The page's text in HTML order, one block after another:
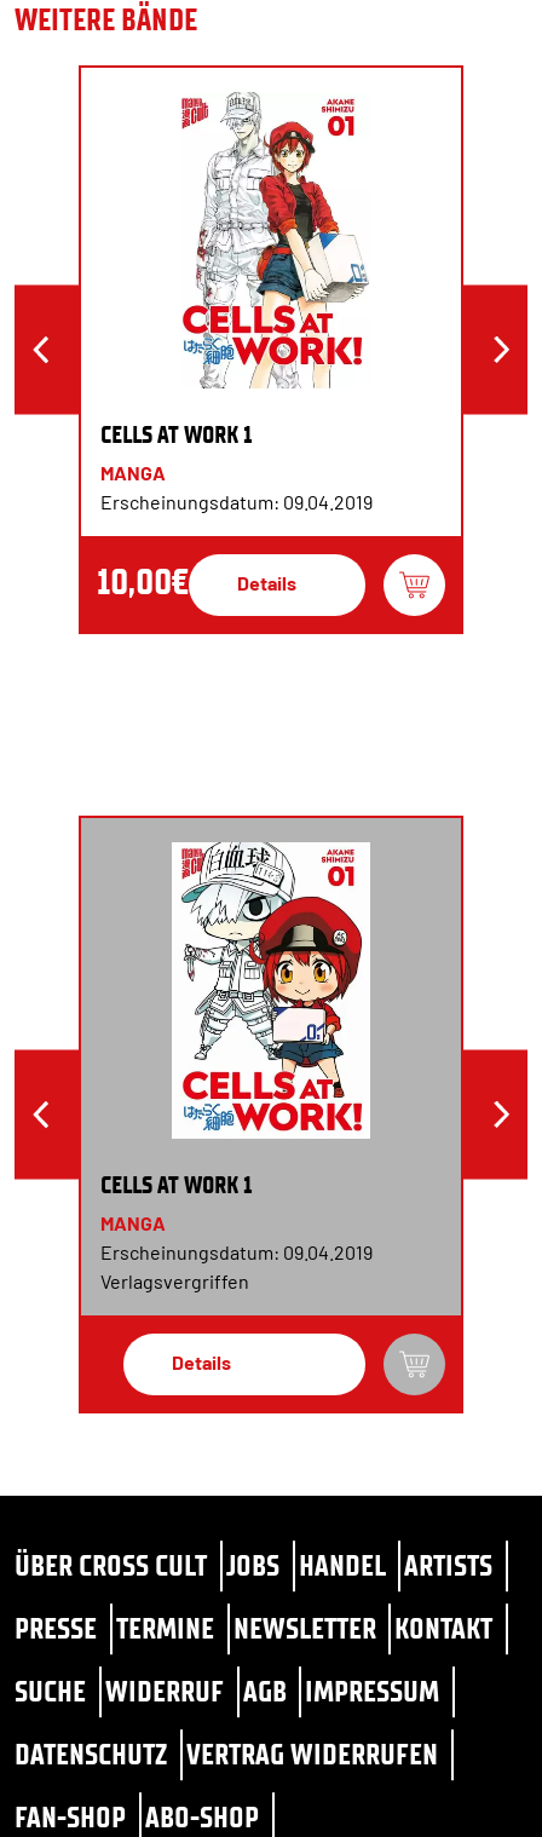
WEITERE BÄNDE
CELLS AT WORK 1
MANGA
Erscheinungsdatum: 09.04.2019
10,00€ Details
CELLS AT WORK 1
MANGA
Erscheinungsdatum: 09.04.2019
Verlagsvergriffen
Details
ÜBER CROSS CULT JOBS HANDEL ARTISTS
PRESSE TERMINE NEWSLETTER KONTAKT
SUCHE WIDERRUF AGB IMPRESSUM
DATENSCHUTZ VERTRAG WIDERRUFEN
FAN-SHOP ABO-SHOP